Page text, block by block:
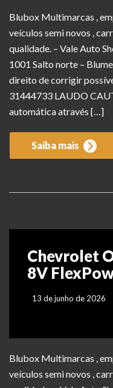
Blubox Multimarcas ,
veículos semi novos ,
qualidade. – Vale Auto
1001 Salto norte –
direito de corrigir
31444733 LAUDO
automática através […]
Saiba mais
Chevrolet
8V
13 de junho de 2026
Blubox Multimarcas ,
veículos semi novos ,